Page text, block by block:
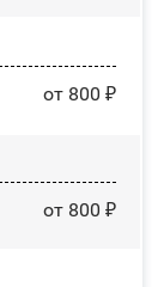
от 800 ₽
от 800 ₽